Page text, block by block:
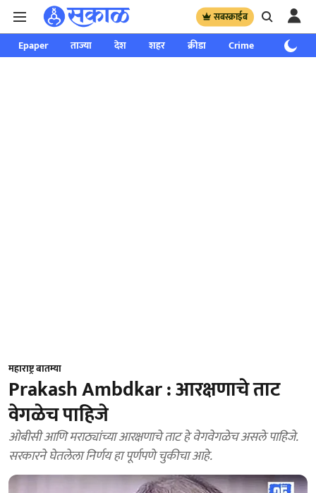
सबस्क्राईब
Epaper ताज्या देश शहर क्रीडा Crime साप्ताहिक
महाराष्ट्र बातम्या
Prakash Ambdkar : आरक्षणाचे ताट
वेगळेच पाहिजे
ओबीसी आणि मराठ्यांच्या आरक्षणाचे ताट हे वेगवेगळेच असले पाहिजे.
सरकारने घेतलेला निर्णय हा पूर्णपणे चुकीचा आहे.